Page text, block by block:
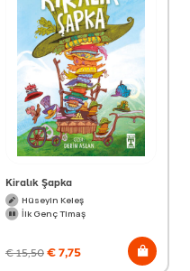
Kiralık Şapka
Hüseyin Keleş
İlk Genç Timaş
€15,50€7,75